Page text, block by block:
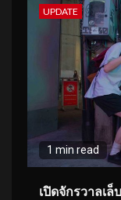
UPDATE
1 min read
เปิดจักรวาลเล็